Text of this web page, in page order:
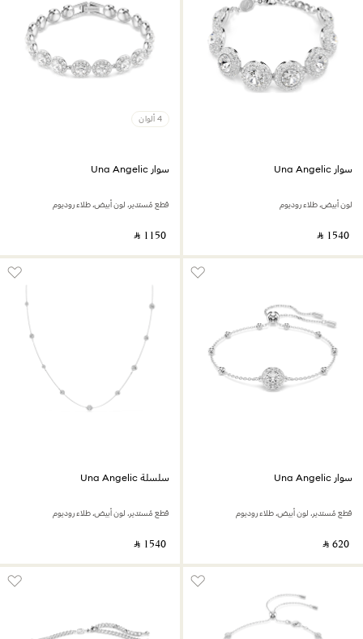
سوار Una Angelic
لون أبيض، طلاء روديوم
‎ ⃁ ⁦1540⁩ ‎
4 ألوان
سوار Una Angelic
قطع مُستدير، لون أبيض، طلاء روديوم
‎ ⃁ ⁦1150⁩ ‎
سوار Una Angelic
قطع مُستدير، لون أبيض، طلاء روديوم
‎ ⃁ ⁦620⁩ ‎
سلسلة Una Angelic
قطع مُستدير، لون أبيض، طلاء روديوم
‎ ⃁ ⁦1540⁩ ‎